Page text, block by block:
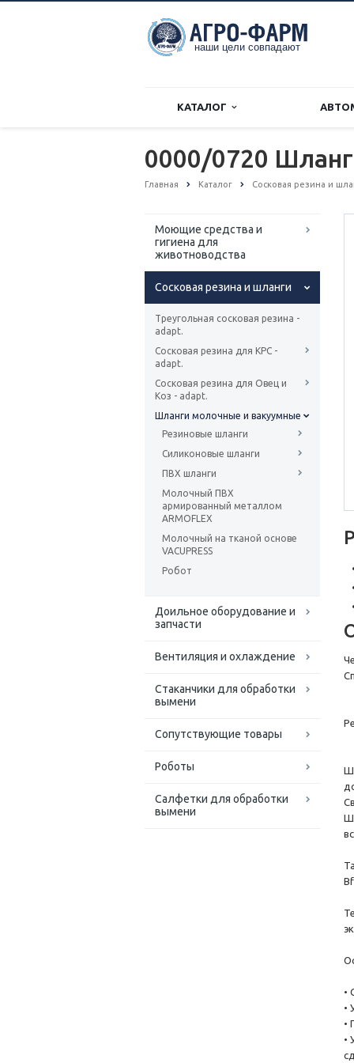
КАТАЛОГ
0000/0720
Главная Каталог Сосковая резина и
Моющие средства и
гигиена для
животноводства
Сосковая резина и шланги
Треугольная сосковая резина -
adapt.
Сосковая резина для КРС -
adapt.
Сосковая резина для Овец и
Коз - adapt.
Шланги молочные и вакуумные
Резиновые шланги
Силиконовые шланги
ПВХ шланги
Молочный ПВХ
армированный металлом
ARMOFLEX
Молочный на тканой основе
VACUPRESS
Робот
Доильное оборудование и
запчасти
Вентиляция и охлаждение
Стаканчики для обработки
вымени
Сопутствующие товары
Роботы
Салфетки для обработки
вымени
•
•
•
•